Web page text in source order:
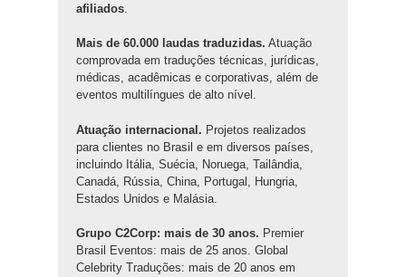
afiliados
Mais de 60.000 laudas traduzidas. Atuação
comprovada em traduções técnicas, jurídicas,
médicas, acadêmicas e corporativas, além de
eventos multilíngues de alto nível.
Atuação internacional. Projetos realizados
para clientes no Brasil e em diversos países,
incluindo Itália, Suécia, Noruega, Tailândia,
Canadá, Rússia, China, Portugal, Hungria,
Estados Unidos e Malásia.
Grupo C2Corp: mais de 30 anos. Premier
Brasil Eventos: mais de 25 anos. Global
Celebrity Traduções: mais de 20 anos em